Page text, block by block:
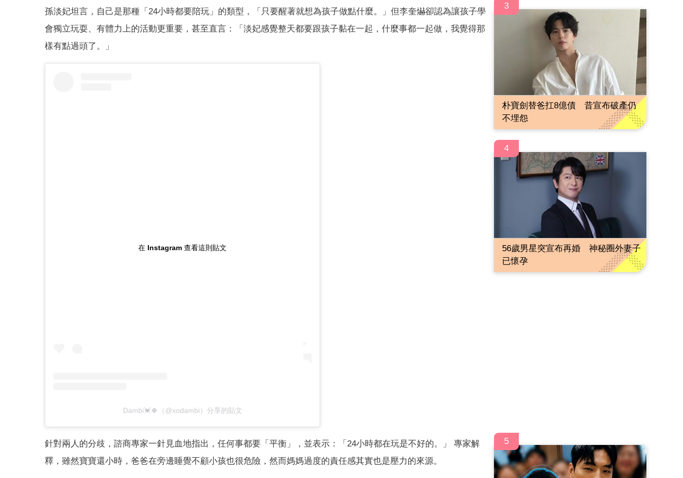
孫淡妃坦言，自己是那種「24小時都要陪玩」的類型，「只要醒著就想為孩子做點什麼。」但李奎爀卻認為讓孩子學
會獨立玩耍、有體力上的活動更重要，甚至直言：「淡妃感覺整天都要跟孩子黏在一起，什麼事都一起做，我覺得那
樣有點過頭了。」
在 Instagram 查看這則貼文
Dambi💓🍀（@xodambi）分享的貼文
針對兩人的分歧，諮商專家一針見血地指出，任何事都要「平衡」，並表示：「24小時都在玩是不好的。」 專家解
釋，雖然寶寶還小時，爸爸在旁邊睡覺不顧小孩也很危險，然而媽媽過度的責任感其實也是壓力的來源。
3
朴寶劍替爸扛8億債 昔宣布破產仍
不埋怨
4
56歲男星突宣布再婚 神秘圈外妻子
已懷孕
5